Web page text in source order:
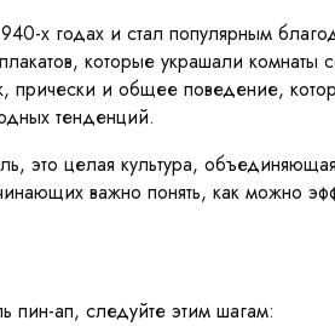
х годах и стал популярным
которые украшали
и общее поведение,
тенденций.
это целая культура,
важно понять, как можно
пин-ап, следуйте этим шагам: